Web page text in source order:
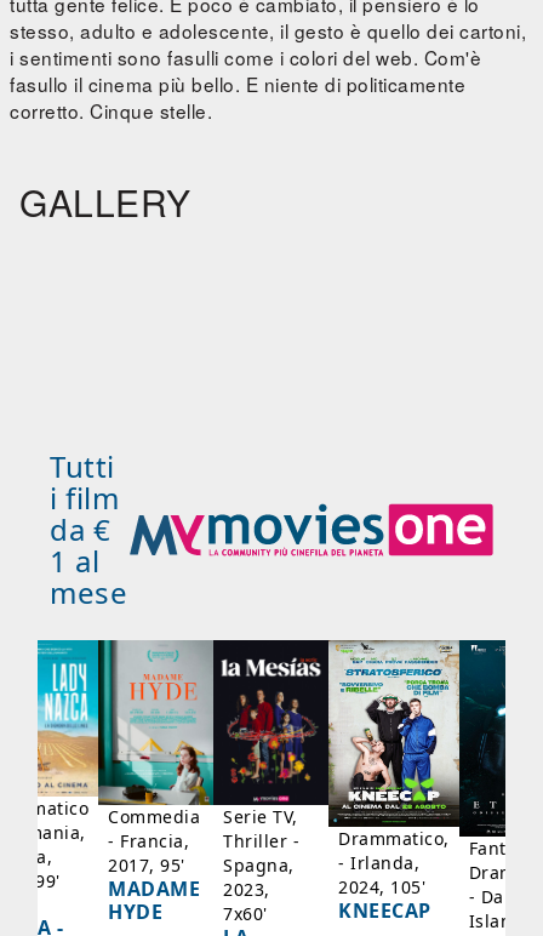
stesso, adulto e adolescente, il gesto è quello dei cartoni,
i sentimenti sono fasulli come i colori del web. Com'è
fasullo il cinema più bello. E niente di politicamente
corretto. Cinque stelle.
GALLERY
Tutti
i film
da €
1 al
mese
99'
-
Commedia
- Francia,
2017, 95'
MADAME
HYDE
Serie TV,
Thriller -
Spagna,
2023,
7x60'
Drammatico,
- Irlanda,
2024, 105'
KNEECAP
-
Islanda,